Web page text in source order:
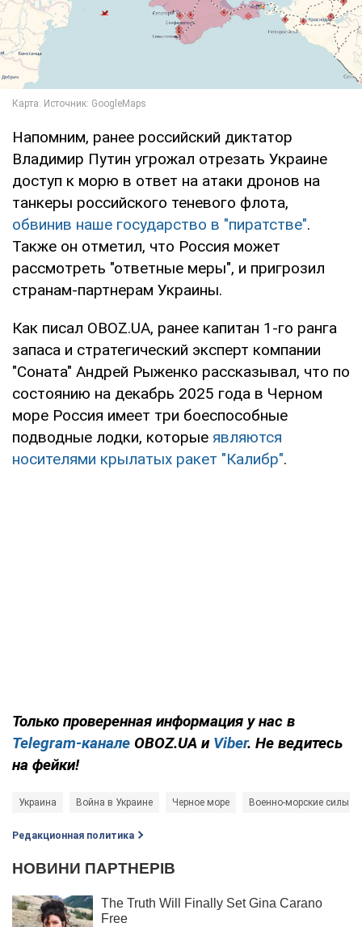
Напомним, ранее российский диктатор
Владимир Путин угрожал отрезать Украине
доступ к морю в ответ на атаки дронов на
танкеры российского теневого флота,
обвинив наше государство в "пиратстве".
Также он отметил, что Россия может
рассмотреть "ответные меры", и пригрозил
странам-партнерам Украины.
Как писал OBOZ.UA, ранее капитан 1-го ранга
запаса и стратегический эксперт компании
"Соната" Андрей Рыженко рассказывал, что по
состоянию на декабрь 2025 года в Черном
море Россия имеет три боеспособные
подводные лодки, которые являются
носителями крылатых ракет "Калибр".
Только проверенная информация у нас в
Telegram-канале OBOZ.UA и Viber. Не ведитесь
на фейки!
Украина Война в Украине Черное море Военно-морские силы
Редакционная политика